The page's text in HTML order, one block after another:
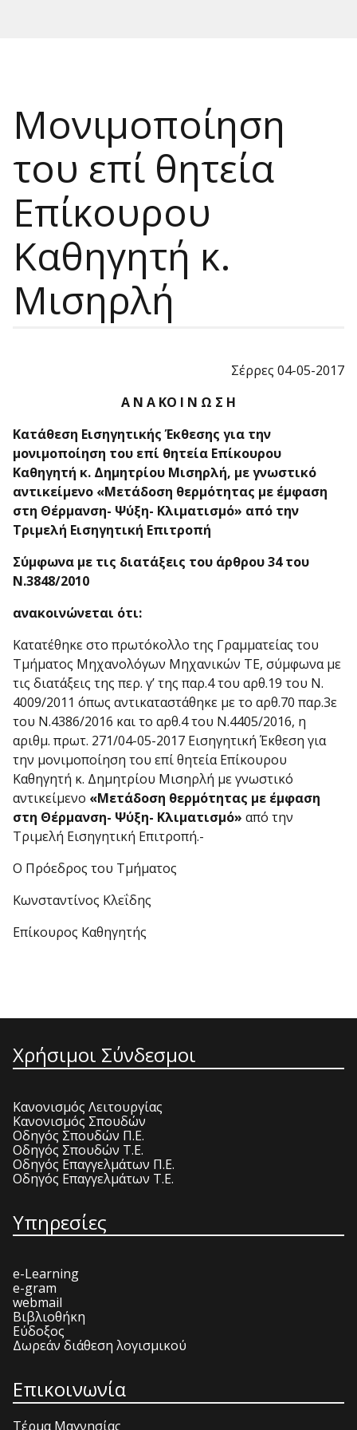
Mονιμοποίηση
του επί θητεία
Επίκουρου
Καθηγητή κ.
Μισηρλή
Σέρρες 04-05-2017
Α Ν Α ΚΟ Ι Ν Ω Σ Η
Κατάθεση Εισηγητικής Έκθεσης για την
μονιμοποίηση του επί θητεία Επίκουρου
Καθηγητή κ. Δημητρίου Μισηρλή, με γνωστικό
αντικείμενο «Μετάδοση θερμότητας με έμφαση
στη Θέρμανση- Ψύξη- Κλιματισμό» από την
Τριμελή Εισηγητική Επιτροπή
Σύμφωνα με τις διατάξεις του άρθρου 34 του
Ν.3848/2010
ανακοινώνεται ότι:
Κατατέθηκε στο πρωτόκολλο της Γραμματείας του
Τμήματος Μηχανολόγων Μηχανικών ΤΕ, σύμφωνα με
τις διατάξεις της περ. γ’ της παρ.4 του αρθ.19 του Ν.
4009/2011 όπως αντικαταστάθηκε με το αρθ.70 παρ.3ε
του Ν.4386/2016 και το αρθ.4 του Ν.4405/2016, η
αριθμ. πρωτ. 271/04-05-2017 Εισηγητική Έκθεση για
την μονιμοποίηση του επί θητεία Επίκουρου
Καθηγητή κ. Δημητρίου Μισηρλή με γνωστικό
αντικείμενο «Μετάδοση θερμότητας με έμφαση
στη Θέρμανση- Ψύξη- Κλιματισμό» από την
Τριμελή Εισηγητική Επιτροπή.-
Ο Πρόεδρος του Τμήματος
Κωνσταντίνος Κλεΐδης
Επίκουρος Καθηγητής
Χρήσιμοι Σύνδεσμοι
Κανονισμός Λειτουργίας
Κανονισμός Σπουδών
Οδηγός Σπουδών Π.Ε.
Οδηγός Σπουδών Τ.Ε.
Οδηγός Επαγγελμάτων Π.Ε.
Οδηγός Επαγγελμάτων Τ.Ε.
Υπηρεσίες
e-Learning
e-gram
webmail
Βιβλιοθήκη
Εύδοξος
Δωρεάν διάθεση λογισμικού
Επικοινωνία
Τέρμα Μαγνησίας